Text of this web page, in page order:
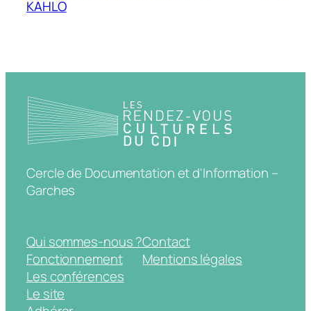
KAHLO
Cercle de Documentation et d'Information –
Garches
Qui sommes-nous ?
Fonctionnement
Les conférences
Le site
Contact
Mentions légales